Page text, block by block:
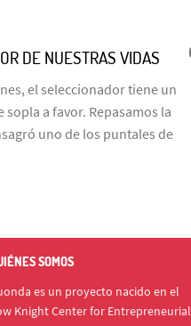
DE NUESTRAS VIDAS
el seleccionador tiene un
a favor. Repasamos la
uno de los puntales de
SOMOS
es un proyecto nacido en el
Knight Center for Entrepreneurial